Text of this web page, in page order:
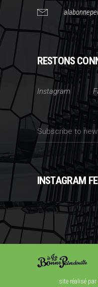
RESTONS
Instagram
INSTAGRAM
site réalisé par